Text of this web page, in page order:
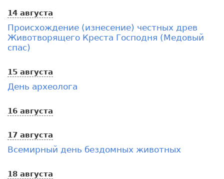
14 августа
Происхождение (изнесение) честных древ
Животворящего Креста Господня (Медовый
спас)
15 августа
День археолога
16 августа
17 августа
Всемирный день бездомных животных
18 августа